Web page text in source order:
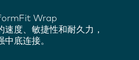
Wrap
速度、敏捷性和耐久力，
中底连接。